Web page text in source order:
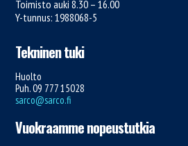
Toimisto auki 8.30 – 16.00
Y-tunnus: 1988068-5
Tekninen tuki
Huolto
Puh. 09 777 15028
sarco@sarco.fi
Vuokraamme nopeustutkia